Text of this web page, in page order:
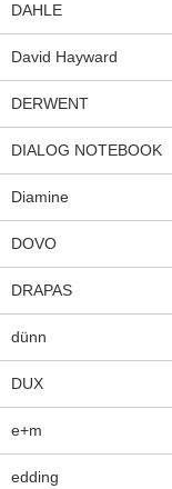
DAHLE
David Hayward
DERWENT
DIALOG NOTEBOOK
Diamine
DOVO
DRAPAS
dünn
DUX
e+m
edding